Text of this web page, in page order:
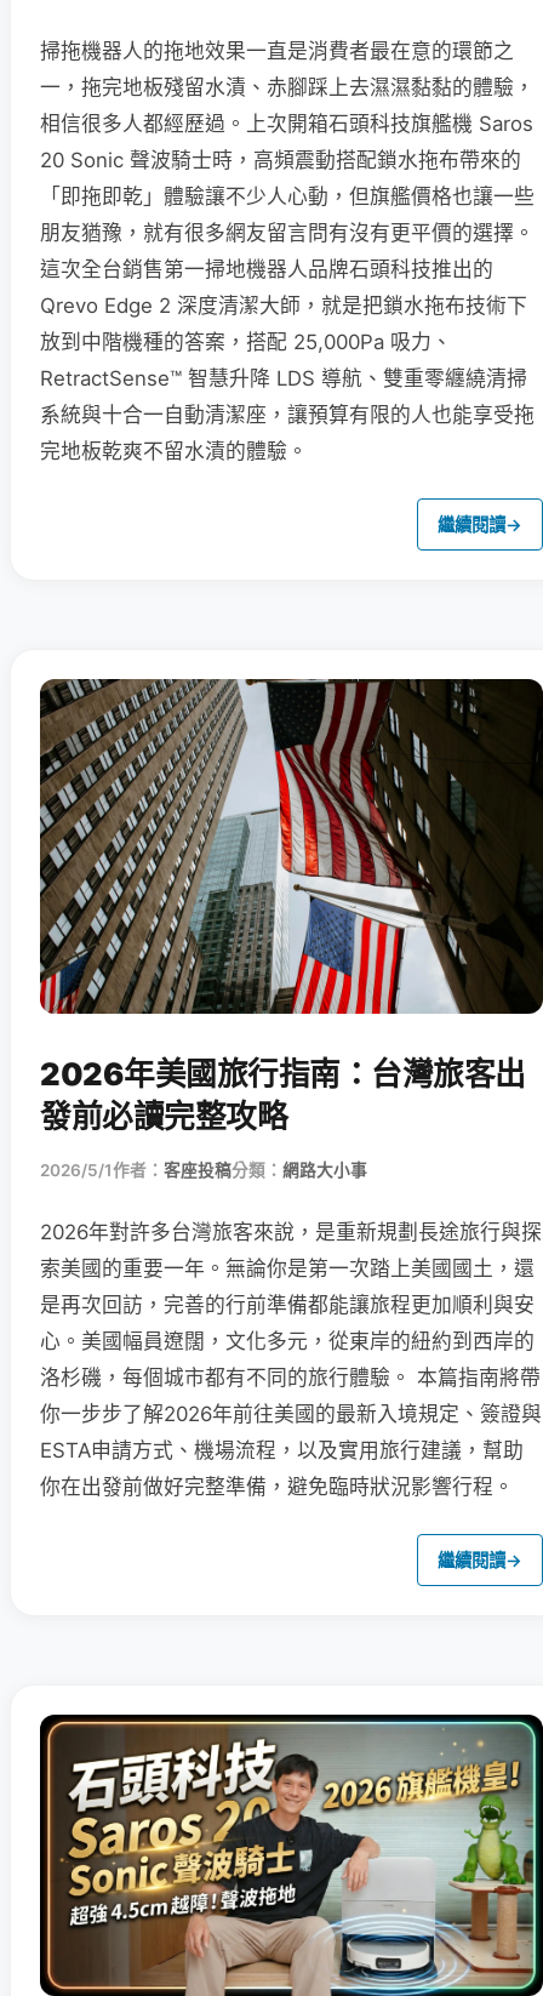
掃拖機器人的拖地效果一直是消費者最在意的環節之
一，拖完地板殘留水漬、赤腳踩上去濕濕黏黏的體驗，
相信很多人都經歷過。上次開箱石頭科技旗艦機 Saros
20 Sonic 聲波騎士時，高頻震動搭配鎖水拖布帶來的
「即拖即乾」體驗讓不少人心動，但旗艦價格也讓一些
朋友猶豫，就有很多網友留言問有沒有更平價的選擇。
這次全台銷售第一掃地機器人品牌石頭科技推出的
Qrevo Edge 2 深度清潔大師，就是把鎖水拖布技術下
放到中階機種的答案，搭配 25,000Pa 吸力、
RetractSense™ 智慧升降 LDS 導航、雙重零纏繞清掃
系統與十合一自動清潔座，讓預算有限的人也能享受拖
完地板乾爽不留水漬的體驗。
繼續閱讀→
2026年美國旅行指南：台灣旅客出
發前必讀完整攻略
2026/5/1作者： 客座投稿分類： 網路大小事
2026年對許多台灣旅客來說，是重新規劃長途旅行與探
索美國的重要一年。無論你是第一次踏上美國國土，還
是再次回訪，完善的行前準備都能讓旅程更加順利與安
心。美國幅員遼闊，文化多元，從東岸的紐約到西岸的
洛杉磯，每個城市都有不同的旅行體驗。 本篇指南將帶
你一步步了解2026年前往美國的最新入境規定、簽證與
ESTA申請方式、機場流程，以及實用旅行建議，幫助
你在出發前做好完整準備，避免臨時狀況影響行程。
繼續閱讀→